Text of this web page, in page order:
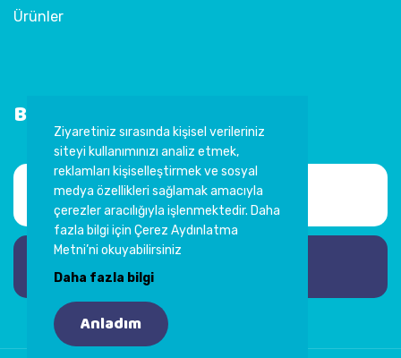
Ürünler
Bültene Abone Ol
Ziyaretiniz sırasında kişisel verileriniz
siteyi kullanımınızı analiz etmek,
reklamları kişiselleştirmek ve sosyal
medya özellikleri sağlamak amacıyla
çerezler aracılığıyla işlenmektedir. Daha
fazla bilgi için Çerez Aydınlatma
Metni’ni okuyabilirsiniz
Daha fazla bilgi
Anladım